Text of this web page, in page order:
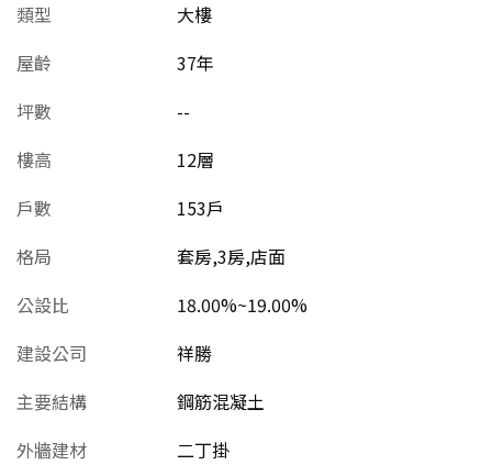
類型
大樓
屋齡
37年
坪數
--
樓高
12層
戶數
153戶
格局
套房,3房,店面
公設比
18.00%~19.00%
建設公司
祥勝
主要結構
鋼筋混凝土
外牆建材
二丁掛